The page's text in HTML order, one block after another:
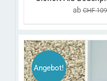
abCHF
Angebot!